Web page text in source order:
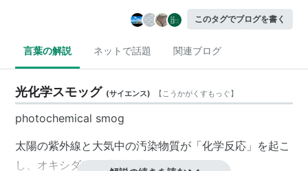
このタグでブログを書く
言葉の解説 ネットで話題 関連ブログ
光化学スモッグ (サイエンス) 【こうかがくすもっぐ】
photochemical smog
太陽の紫外線と大気中の汚染物質が「化学反応」を起こ
し、オキシダント濃度が上がる現象。